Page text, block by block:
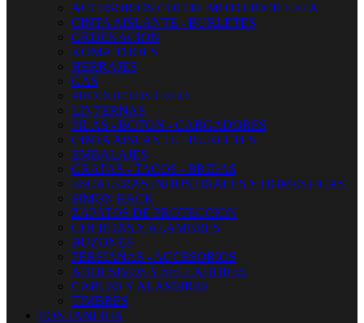
ACCESORIOS COCHE-MOTO-BICICLETA
CINTA AISLANTE - BURLETES
ORDENACION
KOMA TOOLS
HERRAJES
GAS
PRODUCTOS CELO
LINTERNAS
PILAS - BOTON - CARGADORES
CINTA AISLANTE - BURLETES
EMBALAJES
GRAPAS - TACOS - BRIDAS
ESCALERAS INDUSTRIALES Y DOMESTICAS
SIMON RACK
ZAPATOS DE PROTECCION
CUERDAS Y ALAMBRES
BUZONES
PERSIANAS - ACCESORIOS
ADHESIVOS Y SELLADORES
CABLES Y ALAMBRES
TIMBRES
FONTANERIA